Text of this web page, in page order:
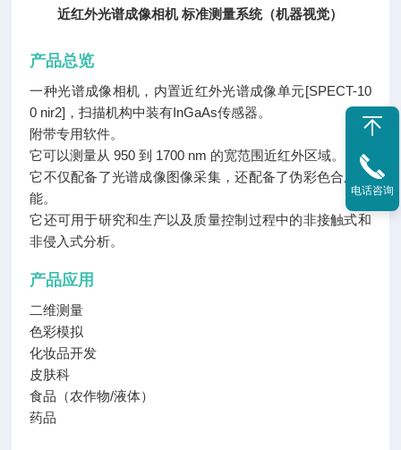
近红外光谱成像相机 标准测量系统（机器视觉）
产品总览
一种光谱成像相机，内置近红外光谱成像单元[SPECT-10
0 nir2]，扫描机构中装有InGaAs传感器。
附带专用软件。
它可以测量从 950 到 1700 nm 的宽范围近红外区域。
它不仅配备了光谱成像图像采集，还配备了伪彩色合成功
能。
它还可用于研究和生产以及质量控制过程中的非接触式和
非侵入式分析。
产品应用
二维测量
色彩模拟
化妆品开发
皮肤科
食品（农作物/液体）
药品
电话咨询